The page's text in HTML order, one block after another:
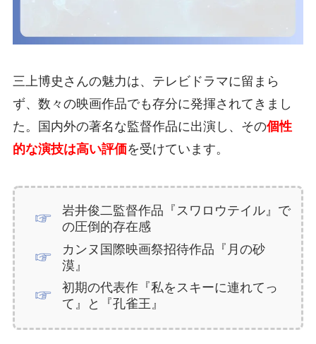
三上博史さんの魅力は、テレビドラマに留まら
ず、数々の映画作品でも存分に発揮されてきまし
た。国内外の著名な監督作品に出演し、その個性
的な演技は高い評価を受けています。
岩井俊二監督作品『スワロウテイル』で
の圧倒的存在感
カンヌ国際映画祭招待作品『月の砂
漠』
初期の代表作『私をスキーに連れてっ
て』と『孔雀王』